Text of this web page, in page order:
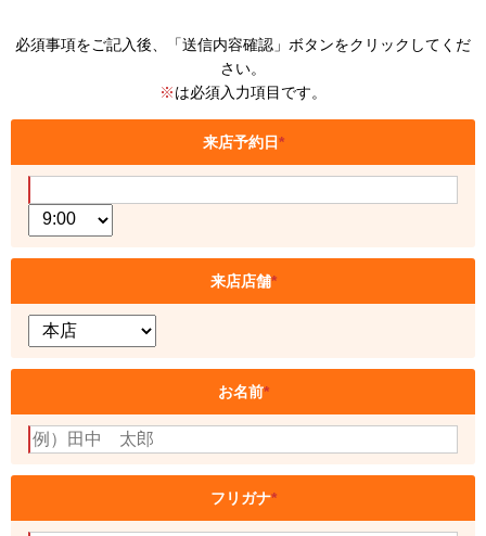
必須事項をご記入後、「送信内容確認」ボタンをクリックしてくだ
さい。
※は必須入力項目です。
来店予約日*
来店店舗*
お名前*
フリガナ*